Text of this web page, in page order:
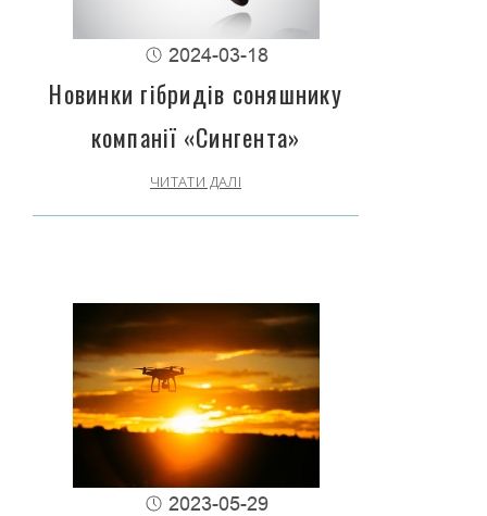
2024-03-18
Новинки гібридів соняшнику
компанії «Сингента»
ЧИТАТИ ДАЛІ
2023-05-29